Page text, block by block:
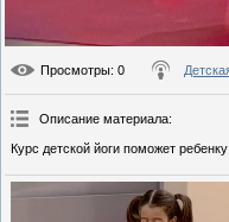
Просмотры: 0
Описание материала:
Курс детской йоги поможет